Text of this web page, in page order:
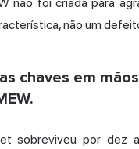
não um
chaves em
sobreviveu por dez